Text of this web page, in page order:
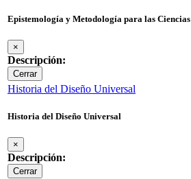
Epistemología y Metodología para las Ciencias
×
Descripción:
Cerrar
Historia del Diseño Universal
Historia del Diseño Universal
×
Descripción:
Cerrar